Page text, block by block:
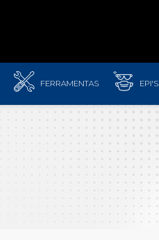
FERRAMENTAS EPI'S